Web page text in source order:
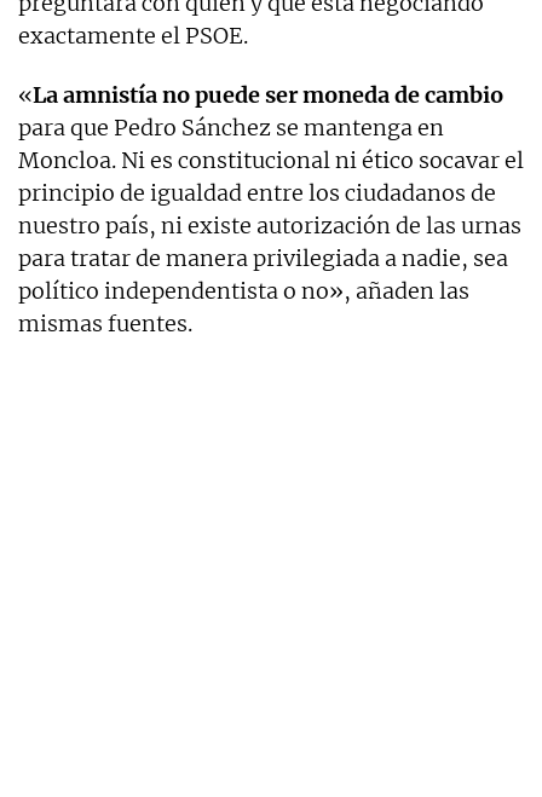
exactamente el PSOE.
«La amnistía no puede ser moneda de cambio
para que Pedro Sánchez se mantenga en
Moncloa. Ni es constitucional ni ético socavar el
principio de igualdad entre los ciudadanos de
nuestro país, ni existe autorización de las urnas
para tratar de manera privilegiada a nadie, sea
político independentista o no», añaden las
mismas fuentes.